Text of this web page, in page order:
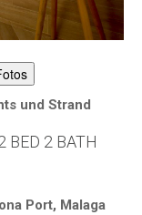
und Strand
BED 2 BATH
Port, Malaga